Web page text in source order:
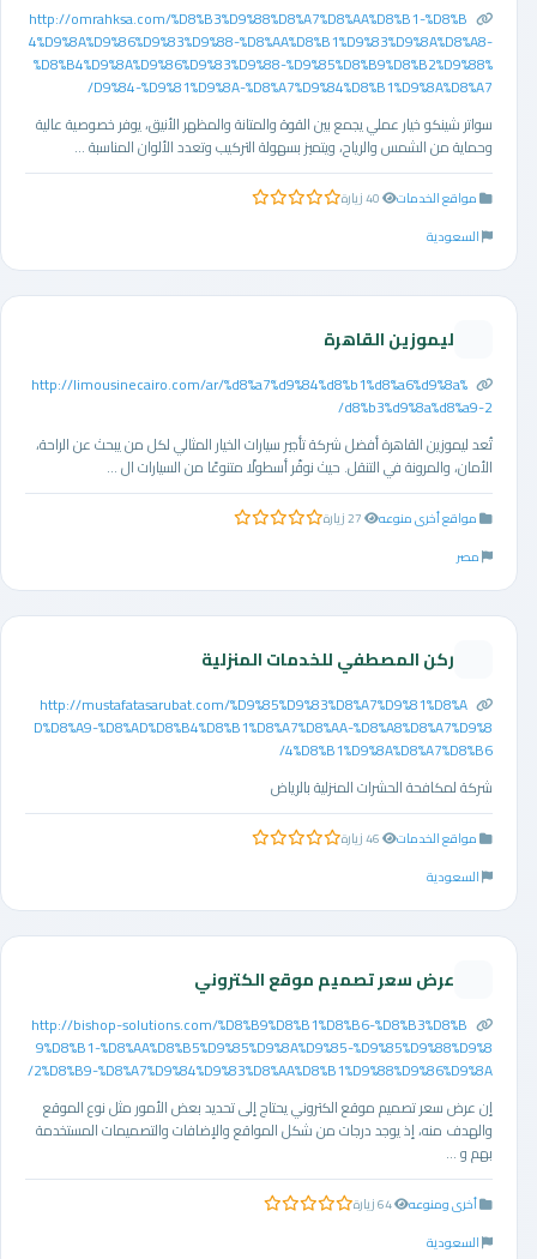
http://omrahksa.com/%D8%B3%D9%88%D8%A7%D8%AA%D8%B1-%D8%B
4%D9%8A%D9%86%D9%83%D9%88-%D8%AA%D8%B1%D9%83%D9%8A%D8%A8-
%D8%B4%D9%8A%D9%86%D9%83%D9%88-%D9%85%D8%B9%D8%B2%D9%88%
D9%84-%D9%81%D9%8A-%D8%A7%D9%84%D8%B1%D9%8A%D8%A7/
سواتر شينكو خيار عملي يجمع بين القوة والمتانة والمظهر الأنيق، يوفر خصوصية عالية
وحماية من الشمس والرياح، ويتميز بسهولة التركيب وتعدد الألوان المناسبة ...
مواقع الخدمات 0.0 من 5 نجوم
السعودية
ليموزين القاهرة
http://limousinecairo.com/ar/%d8%a7%d9%84%d8%b1%d8%a6%d9%8a%
d8%b3%d9%8a%d8%a9-2/
تُعد ليموزين القاهرة أفضل شركة تأجير سيارات الخيار المثالي لكل من يبحث عن الراحة،
الأمان، والمرونة في التنقل. حيث نوفّر أسطولًا متنوعًا من السيارات ال ...
مواقع أخرى منوعه 0.0 من 5 نجوم
مصر
ركن المصطفي للخدمات المنزلية
http://mustafatasarubat.com/%D9%85%D9%83%D8%A7%D9%81%D8%A
D%D8%A9-%D8%AD%D8%B4%D8%B1%D8%A7%D8%AA-%D8%A8%D8%A7%D9%8
4%D8%B1%D9%8A%D8%A7%D8%B6/
شركة لمكافحة الحشرات المنزلية بالرياض
مواقع الخدمات 0.0 من 5 نجوم
السعودية
عرض سعر تصميم موقع الكتروني
http://bishop-solutions.com/%D8%B9%D8%B1%D8%B6-%D8%B3%D8%B
9%D8%B1-%D8%AA%D8%B5%D9%85%D9%8A%D9%85-%D9%85%D9%88%D9%8
2%D8%B9-%D8%A7%D9%84%D9%83%D8%AA%D8%B1%D9%88%D9%86%D9%8A/
إن عرض سعر تصميم موقع الكتروني يحتاج إلى تحديد بعض الأمور مثل نوع الموقع
والهدف منه، إذ يوجد درجات من شكل المواقع والإضافات والتصميمات المستخدمة
بهم و ...
أخرى ومنوعه 0.0 من 5 نجوم
السعودية